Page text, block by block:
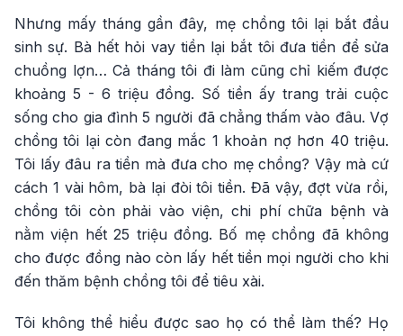
Nhưng mấy tháng gần đây, mẹ chồng tôi lại bắt đầu
sinh sự. Bà hết hỏi vay tiền lại bắt tôi đưa tiền để sửa
chuồng lợn… Cả tháng tôi đi làm cũng chỉ kiếm được
khoảng 5 - 6 triệu đồng. Số tiền ấy trang trải cuộc
sống cho gia đình 5 người đã chẳng thấm vào đâu. Vợ
chồng tôi lại còn đang mắc 1 khoản nợ hơn 40 triệu.
Tôi lấy đâu ra tiền mà đưa cho mẹ chồng? Vậy mà cứ
cách 1 vài hôm, bà lại đòi tôi tiền. Đã vậy, đợt vừa rồi,
chồng tôi còn phải vào viện, chi phí chữa bệnh và
nằm viện hết 25 triệu đồng. Bố mẹ chồng đã không
cho được đồng nào còn lấy hết tiền mọi người cho khi
đến thăm bệnh chồng tôi để tiêu xài.
Tôi không thể hiểu được sao họ có thể làm thế? Họ